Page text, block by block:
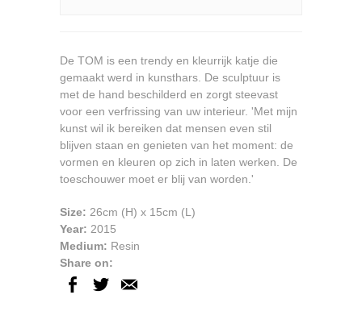
De TOM is een trendy en kleurrijk katje die
gemaakt werd in kunsthars. De sculptuur is
met de hand beschilderd en zorgt steevast
voor een verfrissing van uw interieur. 'Met mijn
kunst wil ik bereiken dat mensen even stil
blijven staan en genieten van het moment: de
vormen en kleuren op zich in laten werken. De
toeschouwer moet er blij van worden.'
Size: 26cm (H) x 15cm (L)
Year: 2015
Medium: Resin
Share on: